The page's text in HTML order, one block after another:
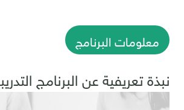
معلومات البرنامج
نبذة تعريفية عن البرنامج